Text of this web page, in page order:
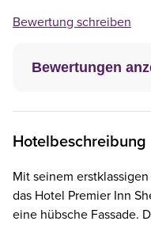
Bewertungen
Bewertung schreiben
Hotelbeschreibung
Mit seinem
das Hotel Premier Inn
eine hübsche Fassade.